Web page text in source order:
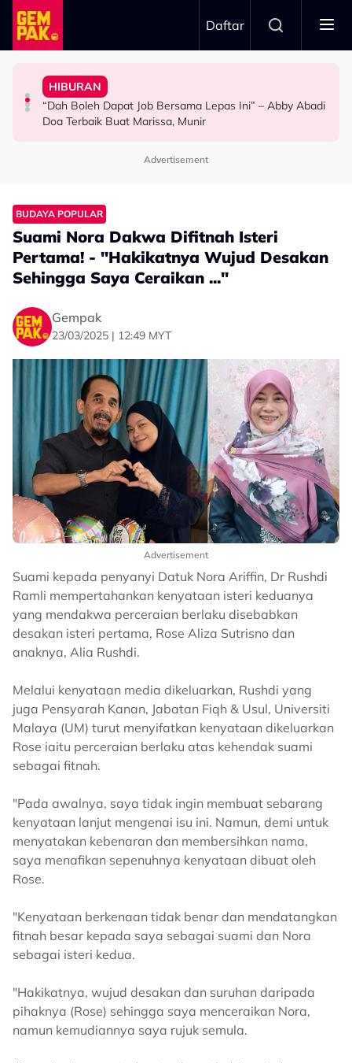
Skip to main content
Daftar
HIBURAN
Bawa Anak Ke Klinik, Syasya Rizal Terkejut Dikenali
Doktor
HIBURAN
“Dah Boleh Dapat Job Bersama Lepas Ini” – Abby Abadi
Doa Terbaik Buat Marissa, Munir
SELEBRITI
Michelle Yeoh Dinobatkan ‘Tokoh Perfileman Asia Tahun
Ini’ Di BIFF
BERITA
Kasihnya Ibu, Ikan Lumba-Lumba Enggan Tinggalkan
Anak Yang Sudah Mati
Advertisement
BUDAYA POPULAR
Suami Nora Dakwa Difitnah Isteri
Pertama! - "Hakikatnya Wujud Desakan
Sehingga Saya Ceraikan ..."
Gempak
23/03/2025 | 12:49 MYT
Advertisement
Suami kepada penyanyi Datuk Nora Ariffin, Dr Rushdi
Ramli mempertahankan kenyataan isteri keduanya
yang mendakwa perceraian berlaku disebabkan
desakan isteri pertama, Rose Aliza Sutrisno dan
anaknya, Alia Rushdi.
Melalui kenyataan media dikeluarkan, Rushdi yang
juga Pensyarah Kanan, Jabatan Fiqh & Usul, Universiti
Malaya (UM) turut menyifatkan kenyataan dikeluarkan
Rose iaitu perceraian berlaku atas kehendak suami
sebagai fitnah.
"Pada awalnya, saya tidak ingin membuat sebarang
kenyataan lanjut mengenai isu ini. Namun, demi untuk
menyatakan kebenaran dan membersihkan nama,
saya menafikan sepenuhnya kenyataan dibuat oleh
Rose.
"Kenyataan berkenaan tidak benar dan mendatangkan
fitnah besar kepada saya sebagai suami dan Nora
sebagai isteri kedua.
"Hakikatnya, wujud desakan dan suruhan daripada
pihaknya (Rose) sehingga saya menceraikan Nora,
namun kemudiannya saya rujuk semula.